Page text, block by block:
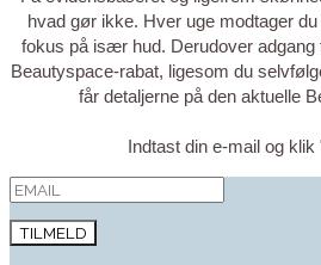
hvad gør ikke. Hver uge modtager
fokus på især hud. Derudover adgang
Beautyspace-rabat, ligesom du
får detaljerne på den aktuelle
Indtast din e-mail og
TILMELD